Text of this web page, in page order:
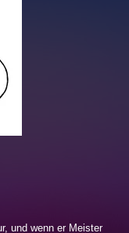
und wenn er Meister